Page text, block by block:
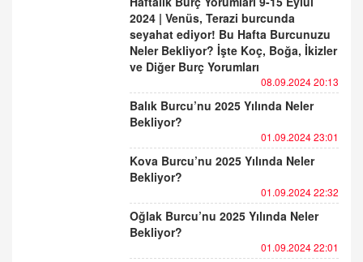
2024 | Venüs, Terazi burcunda
seyahat ediyor! Bu Hafta Burcunuzu
Neler Bekliyor? İşte Koç, Boğa, İkizler
ve Diğer Burç Yorumları
08.09.2024 20:13
Balık Burcu’nu 2025 Yılında Neler
Bekliyor?
01.09.2024 23:01
Kova Burcu’nu 2025 Yılında Neler
Bekliyor?
01.09.2024 22:32
Oğlak Burcu’nu 2025 Yılında Neler
Bekliyor?
01.09.2024 22:01